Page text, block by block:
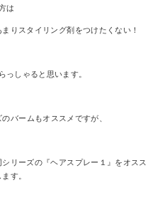
は
りスタイリング剤をつけたくない！
っしゃると思います。
バームもオススメですが、
リーズの『ヘアスプレー１』をオスス
ます。